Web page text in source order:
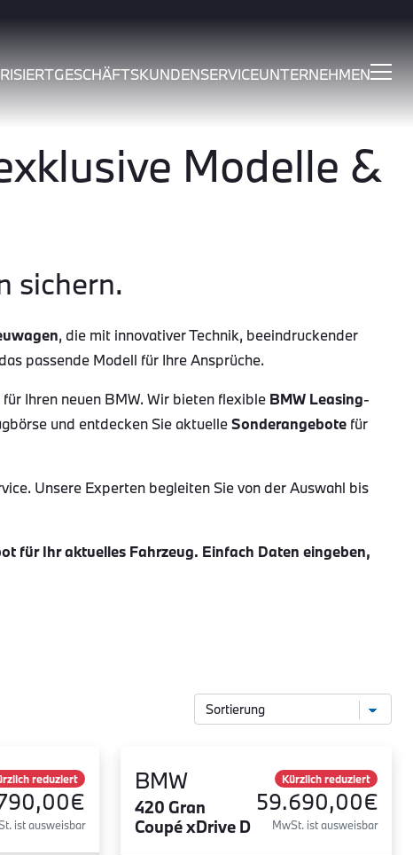
GESCHÄFTSKUNDENSERVICEUNTERNEHMEN
Modelle &
sichern.
, die mit innovativer Technik, beeindruckender
passende Modell für Ihre Ansprüche.
Ihren neuen BMW. Wir bieten flexible BMW Leasing-
und entdecken Sie aktuelleSonderangebote für
Unsere Experten begleiten Sie von der Auswahl bis
für Ihr aktuelles Fahrzeug. Einfach Daten eingeben,
reduziert
ist ausweisbar
BMW
420 Gran
Coupé xDrive D
Kürzlich reduziert
59.690,00€
MwSt. ist ausweisbar